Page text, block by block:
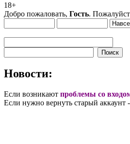
18+
Добро пожаловать, Гость.
Новости:
Если возникают проблемы со
Если нужно вернуть старый аккаунт